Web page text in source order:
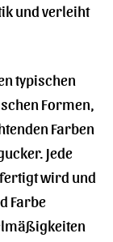
und verleiht
typischen
Formen,
Farben
Jede
wird und
Farbe